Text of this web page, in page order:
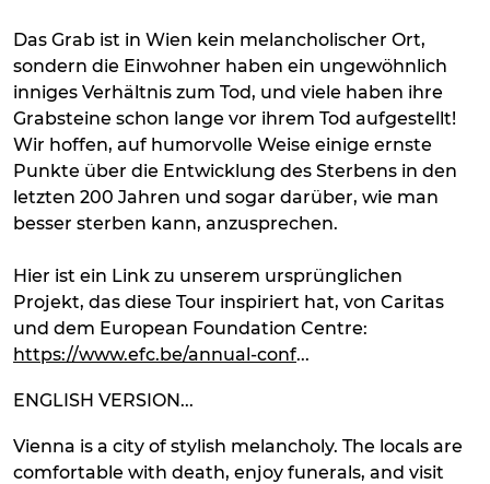
Das Grab ist in Wien kein melancholischer Ort,
sondern die Einwohner haben ein ungewöhnlich
inniges Verhältnis zum Tod, und viele haben ihre
Grabsteine schon lange vor ihrem Tod aufgestellt!
Wir hoffen, auf humorvolle Weise einige ernste
Punkte über die Entwicklung des Sterbens in den
letzten 200 Jahren und sogar darüber, wie man
besser sterben kann, anzusprechen.
Hier ist ein Link zu unserem ursprünglichen
Projekt, das diese Tour inspiriert hat, von Caritas
und dem European Foundation Centre:
https://www.efc.be/annual-conf...
ENGLISH VERSION...
Vienna is a city of stylish melancholy. The locals are
comfortable with death, enjoy funerals, and visit